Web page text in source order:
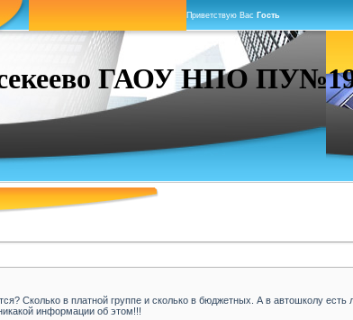
Приветствую Вас Гость
ГАОУ НПО ПУ№19
Сколько в платной группе и сколько в бюджетных. А в автошколу
информации об этом!!!